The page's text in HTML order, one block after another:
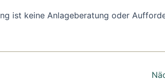
ist keine Anlageberatung oder